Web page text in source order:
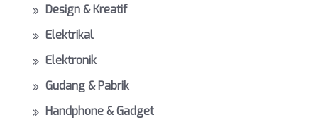
Design & Kreatif
Elektrikal
Elektronik
Gudang & Pabrik
Handphone & Gadget